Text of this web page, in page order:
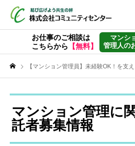
お仕事のご相談は
こちらから 【無料】
マンシ
管理人の
【マンション管理員】未経験OK！を支
マンション管理に
託者募集情報